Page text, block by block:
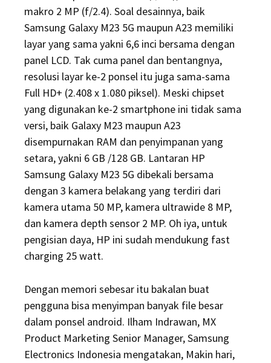
makro 2 MP (f/2.4). Soal desainnya, baik
Samsung Galaxy M23 5G maupun A23 memiliki
layar yang sama yakni 6,6 inci bersama dengan
panel LCD. Tak cuma panel dan bentangnya,
resolusi layar ke-2 ponsel itu juga sama-sama
Full HD+ (2.408 x 1.080 piksel). Meski chipset
yang digunakan ke-2 smartphone ini tidak sama
versi, baik Galaxy M23 maupun A23
disempurnakan RAM dan penyimpanan yang
setara, yakni 6 GB /128 GB. Lantaran HP
Samsung Galaxy M23 5G dibekali bersama
dengan 3 kamera belakang yang terdiri dari
kamera utama 50 MP, kamera ultrawide 8 MP,
dan kamera depth sensor 2 MP. Oh iya, untuk
pengisian daya, HP ini sudah mendukung fast
charging 25 watt.
Dengan memori sebesar itu bakalan buat
pengguna bisa menyimpan banyak file besar
dalam ponsel android. Ilham Indrawan, MX
Product Marketing Senior Manager, Samsung
Electronics Indonesia mengatakan, Makin hari,